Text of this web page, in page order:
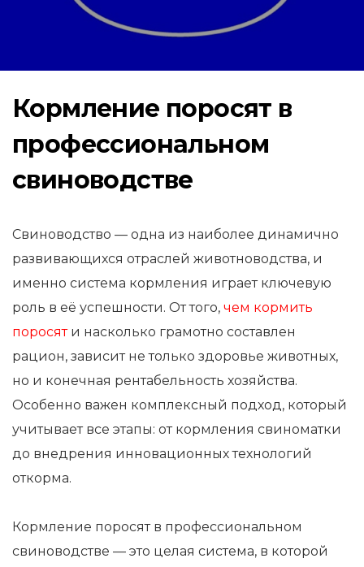
Кормление поросят в
профессиональном
свиноводстве
Свиноводство — одна из наиболее динамично
развивающихся отраслей животноводства, и
именно система кормления играет ключевую
роль в её успешности. От того, чем кормить
поросяти насколько грамотно составлен
рацион, зависит не только здоровье животных,
но и конечная рентабельность хозяйства.
Особенно важен комплексный подход, который
учитывает все этапы: от кормления свиноматки
до внедрения инновационных технологий
откорма.
Кормление поросят в профессиональном
свиноводстве — это целая система, в которой